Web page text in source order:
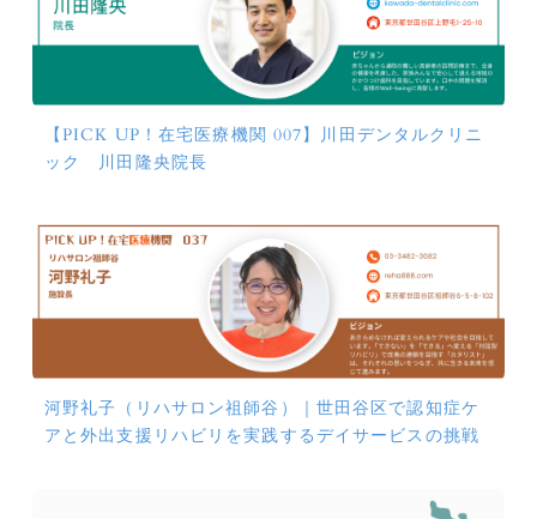
【PICK UP！在宅医療機関 007】川田デンタルクリニ
ック 川田隆央院長
河野礼子（リハサロン祖師谷）｜世田谷区で認知症ケ
アと外出支援リハビリを実践するデイサービスの挑戦